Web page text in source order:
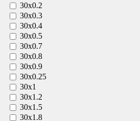
30х0.2
30х0.3
30х0.4
30х0.5
30х0.7
30х0.8
30х0.9
30х0.25
30х1
30х1.2
30х1.5
30х1.8